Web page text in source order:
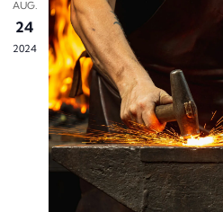
AUG.
24
2024